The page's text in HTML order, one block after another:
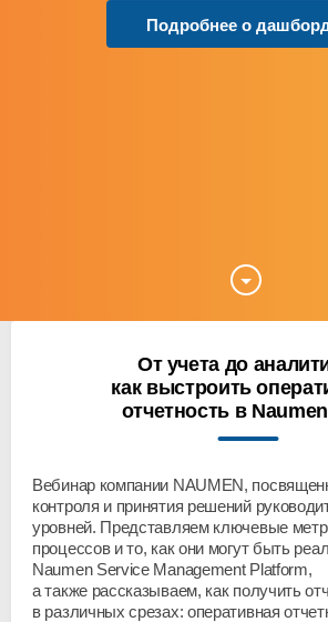
Подробнее о
От учета до
как выстроить
отчетность в
Вебинар компании NAUMEN,
контроля и принятия решений
уровней. Представляем ключевые
процессов и то, как они могут быть
Naumen Service Management Platform,
а также рассказываем, как получить
в различных срезах: оперативная